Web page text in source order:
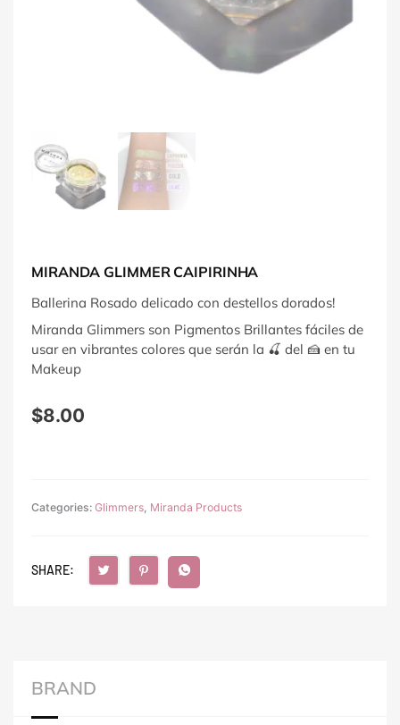
MIRANDA GLIMMER CAIPIRINHA
Ballerina Rosado delicado con destellos dorados!
Miranda Glimmers son Pigmentos Brillantes fáciles de
usar en vibrantes colores que serán la 🍒 del 🍰 en tu
Makeup
$8.00
Categories: Glimmers, Miranda Products
SHARE:
BRAND